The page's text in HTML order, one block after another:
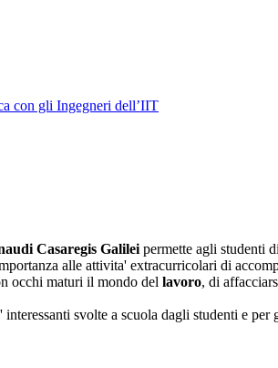
con gli Ingegneri dell’IIT
Casaregis Galilei permette agli studenti
alle attivita' extracurricolari di
occhi maturi il mondo del lavoro, di
svolte a scuola dagli studenti e per